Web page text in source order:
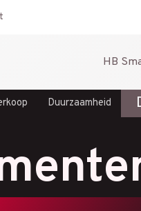
HB
Duurzaamheid